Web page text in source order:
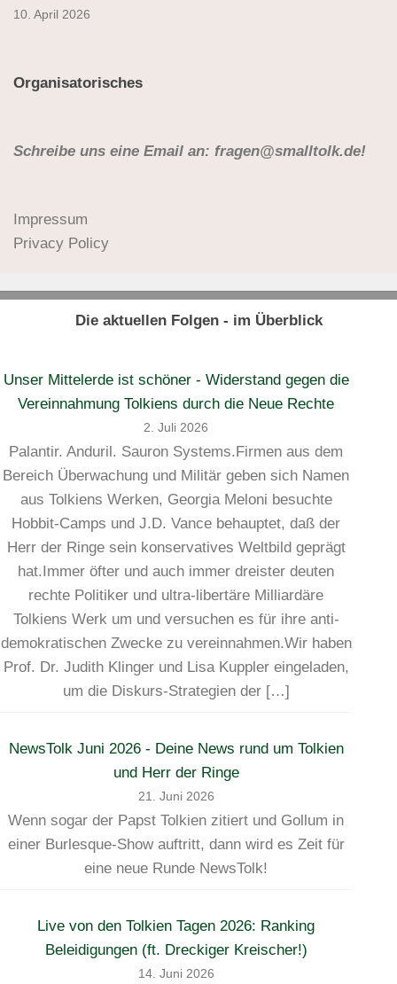
10. April 2026
Organisatorisches
Schreibe uns eine Email an: fragen@smalltolk.de!
Impressum
Privacy Policy
Die aktuellen Folgen - im Überblick
Unser Mittelerde ist schöner - Widerstand gegen die
Vereinnahmung Tolkiens durch die Neue Rechte
2. Juli 2026
Palantir. Anduril. Sauron Systems.Firmen aus dem
Bereich Überwachung und Militär geben sich Namen
aus Tolkiens Werken, Georgia Meloni besuchte
Hobbit-Camps und J.D. Vance behauptet, daß der
Herr der Ringe sein konservatives Weltbild geprägt
hat.Immer öfter und auch immer dreister deuten
rechte Politiker und ultra-libertäre Milliardäre
Tolkiens Werk um und versuchen es für ihre anti-
demokratischen Zwecke zu vereinnahmen.Wir haben
Prof. Dr. Judith Klinger und Lisa Kuppler eingeladen,
um die Diskurs-Strategien der […]
NewsTolk Juni 2026 - Deine News rund um Tolkien
und Herr der Ringe
21. Juni 2026
Wenn sogar der Papst Tolkien zitiert und Gollum in
einer Burlesque-Show auftritt, dann wird es Zeit für
eine neue Runde NewsTolk!
Live von den Tolkien Tagen 2026: Ranking
Beleidigungen (ft. Dreckiger Kreischer!)
14. Juni 2026